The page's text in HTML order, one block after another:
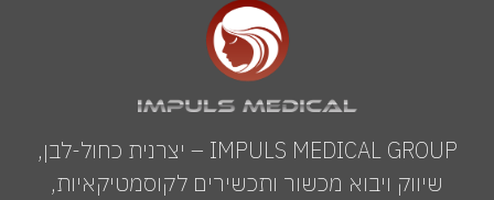
IMPULS MEDICAL GROUP – יצרנית כחול-לבן,
שיווק ויבוא מכשור ותכשירים לקוסמטיקאיות,